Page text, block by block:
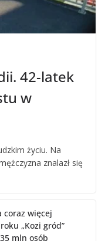
42-latek
w
życiu. Na
znalazł się
coraz więcej
„Kozi gród”
mln osób